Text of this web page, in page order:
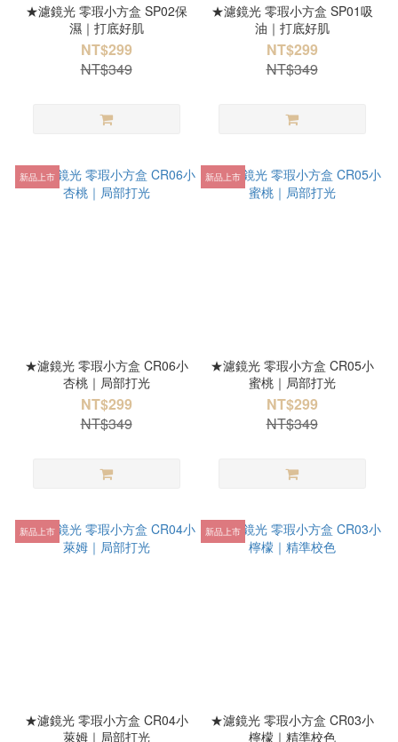
★濾鏡光 零瑕小方盒 SP02保
濕｜打底好肌
NT$299
NT$349
★濾鏡光 零瑕小方盒 SP01吸
油｜打底好肌
NT$299
NT$349
新品上市
★濾鏡光 零瑕小方盒 CR06小
杏桃｜局部打光
NT$299
NT$349
新品上市
★濾鏡光 零瑕小方盒 CR05小
蜜桃｜局部打光
NT$299
NT$349
新品上市
★濾鏡光 零瑕小方盒 CR04小
萊姆｜局部打光
新品上市
★濾鏡光 零瑕小方盒 CR03小
檸檬｜精準校色